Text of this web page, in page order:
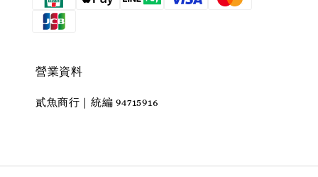
營業資料
貳魚商行｜統編 94715916